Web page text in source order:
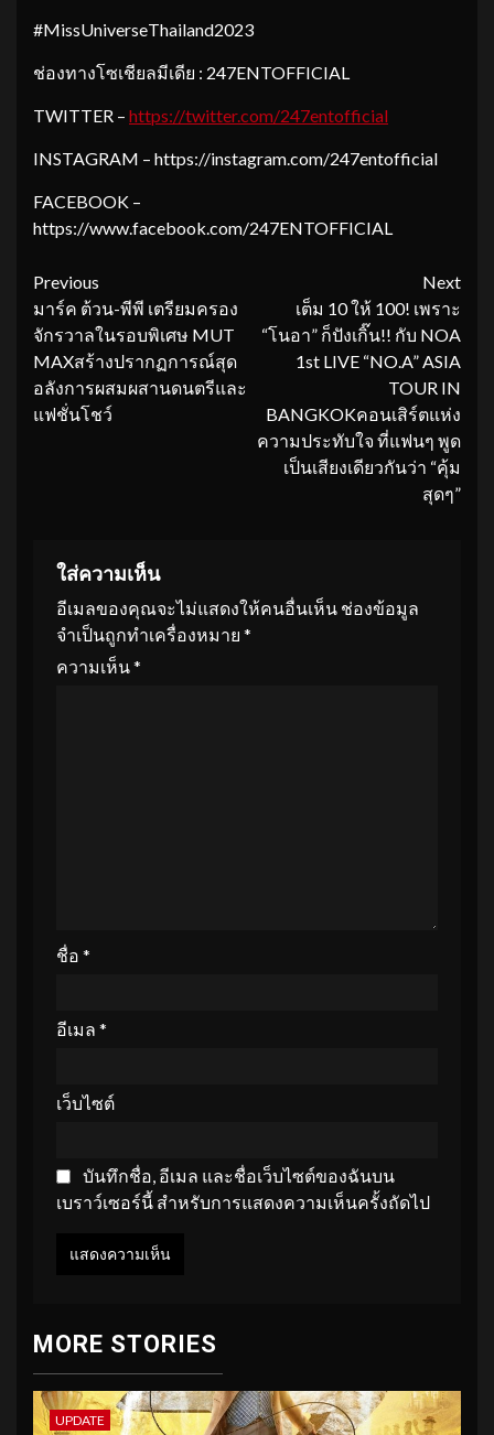
#MissUniverseThailand2023
ช่องทางโซเชียลมีเดีย : 247ENTOFFICIAL
TWITTER – https://twitter.com/247entofficial
INSTAGRAM – https://instagram.com/247entofficial
FACEBOOK –
https://www.facebook.com/247ENTOFFICIAL
Continue
Reading
Previous
มาร์ค ต้วน-พีพี เตรียมครอง
จักรวาลในรอบพิเศษ MUT
MAXสร้างปรากฏการณ์สุด
อลังการผสมผสานดนตรีและ
แฟชั่นโชว์
Next
เต็ม 10 ให้ 100! เพราะ
“โนอา” ก็ปังเกิ๊น!! กับ NOA
1st LIVE “NO.A” ASIA
TOUR IN
BANGKOKคอนเสิร์ตแห่ง
ความประทับใจ ที่แฟนๆ พูด
เป็นเสียงเดียวกันว่า “คุ้ม
สุดๆ”
ใส่ความเห็น
อีเมลของคุณจะไม่แสดงให้คนอื่นเห็น ช่องข้อมูล
จำเป็นถูกทำเครื่องหมาย *
ความเห็น*
ชื่อ *
อีเมล *
เว็บไซต์
บันทึกชื่อ, อีเมล และชื่อเว็บไซต์ของฉันบน
เบราว์เซอร์นี้ สำหรับการแสดงความเห็นครั้งถัดไป
MORE STORIES
UPDATE